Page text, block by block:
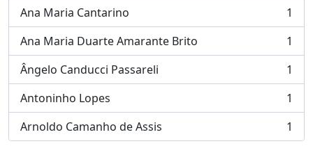
Ana Maria Cantarino
, 1 resultados
1
Ana Maria Duarte Amarante Brito
, 1 resultados
1
Ângelo Canducci Passareli
, 1 resultados
1
Antoninho Lopes
, 1 resultados
1
Arnoldo Camanho de Assis
, 1 resultados 1